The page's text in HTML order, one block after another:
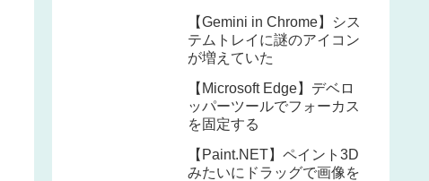
【Gemini in Chrome】シス
テムトレイに謎のアイコン
が増えていた
【Microsoft Edge】デベロ
ッパーツールでフォーカス
を固定する
【Paint.NET】ペイント3D
みたいにドラッグで画像を